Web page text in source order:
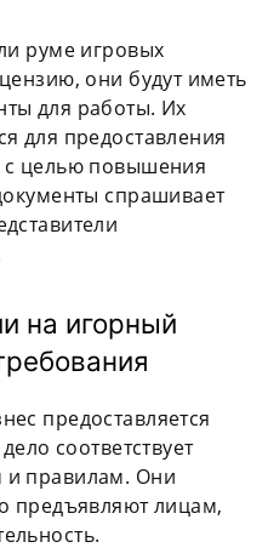
руме игровых
они будут иметь
для работы. Их
для предоставления
с целью повышения
спрашивает
на игорный
предоставляется
соответствует
и правилам. Они
предъявляют лицам,